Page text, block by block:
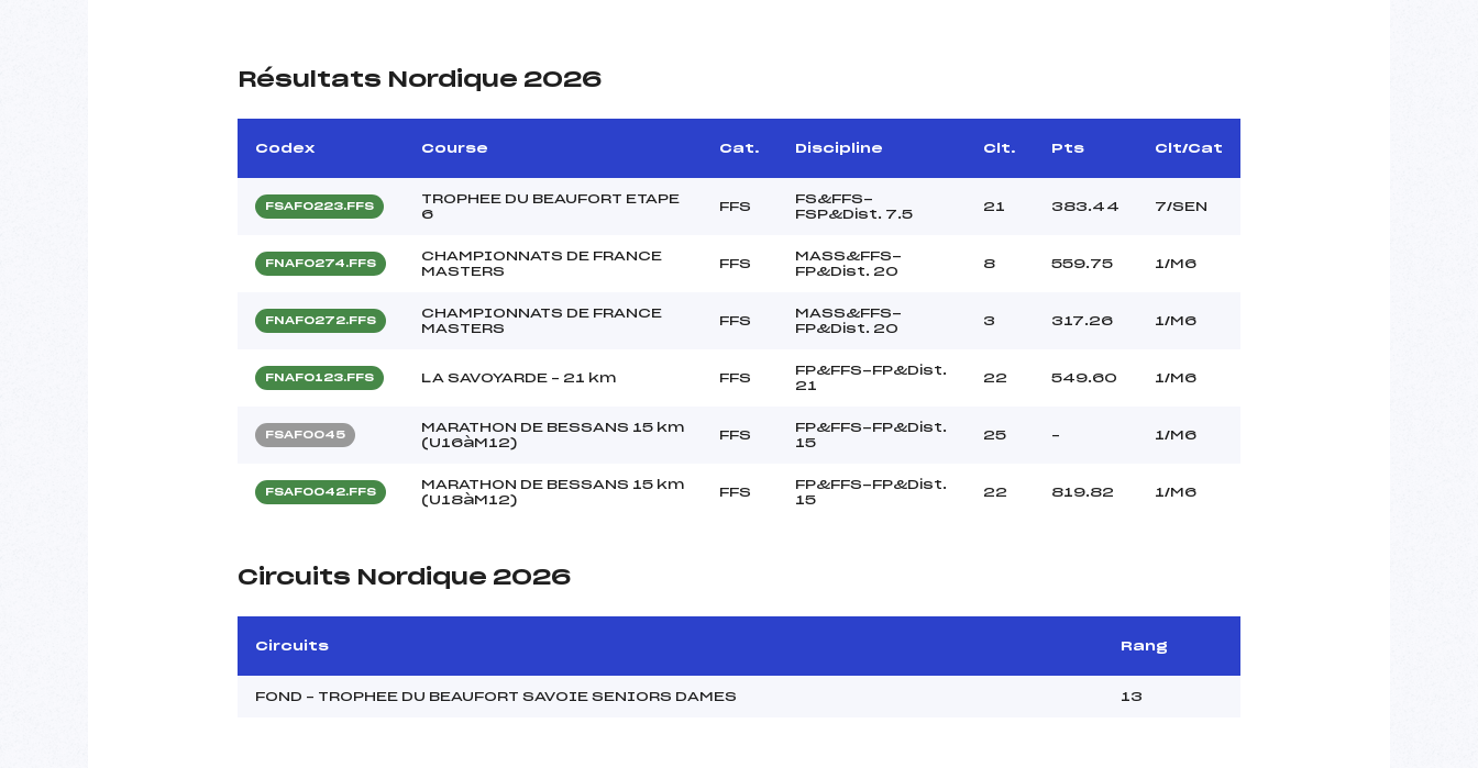
Résultats Nordique 2026
Codex Course Cat. Discipline Clt. Pts Clt/Cat
FSAF0223.FFS
TROPHEE DU BEAUFORT ETAPE
6
FFS
FS&FFS-
FSP&Dist. 7.5
21 383.44 7/SEN
FNAF0274.FFS
CHAMPIONNATS DE FRANCE
MASTERS
FFS
MASS&FFS-
FP&Dist. 20
8 559.75 1/M6
FNAF0272.FFS
CHAMPIONNATS DE FRANCE
MASTERS
FFS
MASS&FFS-
FP&Dist. 20
3 317.26 1/M6
FNAF0123.FFS LA SAVOYARDE – 21 km FFS
FP&FFS-FP&Dist.
21
22 549.60 1/M6
FSAF0045
MARATHON DE BESSANS 15 km
(U16àM12)
FFS
FP&FFS-FP&Dist.
15
25 – 1/M6
FSAF0042.FFS
MARATHON DE BESSANS 15 km
(U18àM12)
FFS
FP&FFS-FP&Dist.
15
22 819.82 1/M6
Circuits Nordique 2026
Circuits Rang
FOND – TROPHEE DU BEAUFORT SAVOIE SENIORS DAMES 13